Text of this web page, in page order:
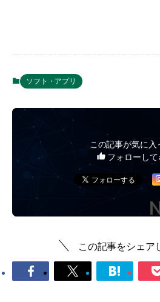
ソフト・アプリ
この記事が気に入
フォローして
この記事をシェア